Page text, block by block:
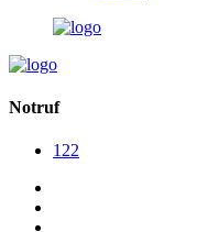
Notruf
122